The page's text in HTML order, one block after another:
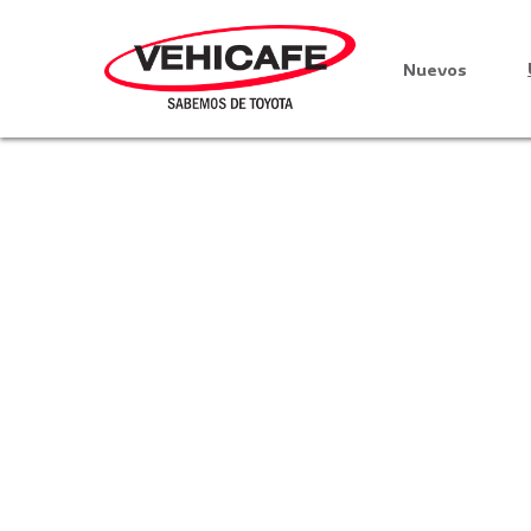
Nuevos